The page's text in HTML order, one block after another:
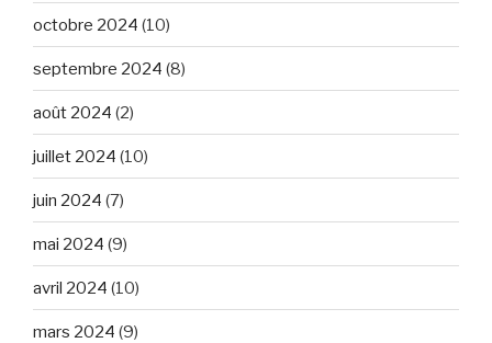
octobre 2024 (10)
septembre 2024 (8)
août 2024 (2)
juillet 2024 (10)
juin 2024 (7)
mai 2024 (9)
avril 2024 (10)
mars 2024 (9)